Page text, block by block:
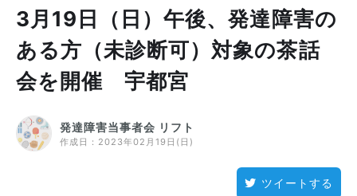
3月19日（日）午後、発達障害の
ある方（未診断可）対象の茶話
会を開催 宇都宮
発達障害当事者会 リフト
作成日： 2023年02月19日(日)
ツイートする